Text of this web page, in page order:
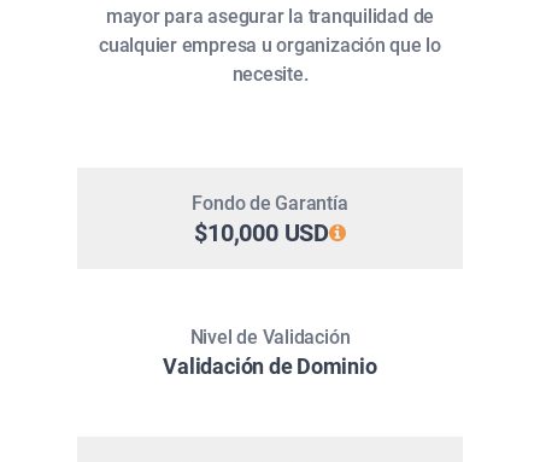
mayor para asegurar la tranquilidad de
cualquier empresa u organización que lo
necesite.
Fondo de Garantía
$10,000 USD
Nivel de Validación
Validación de Dominio